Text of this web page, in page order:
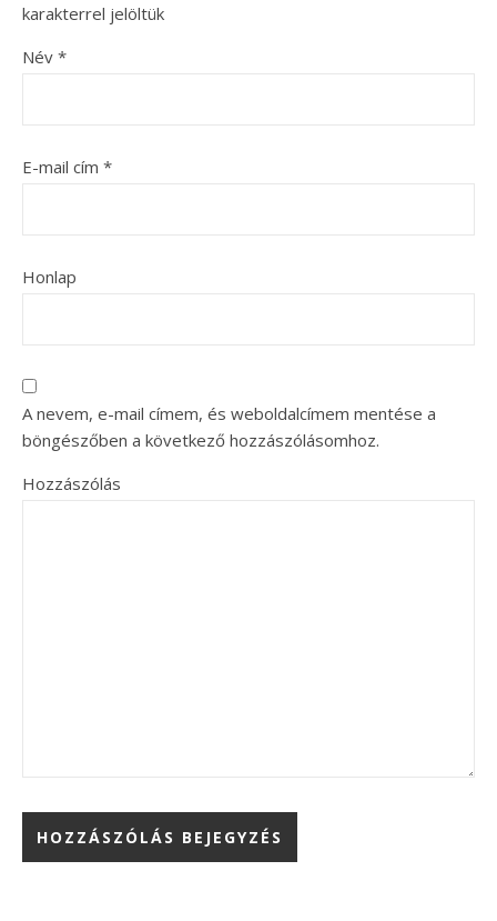
karakterrel jelöltük
Név *
E-mail cím *
Honlap
A nevem, e-mail címem, és weboldalcímem mentése a
böngészőben a következő hozzászólásomhoz.
Hozzászólás